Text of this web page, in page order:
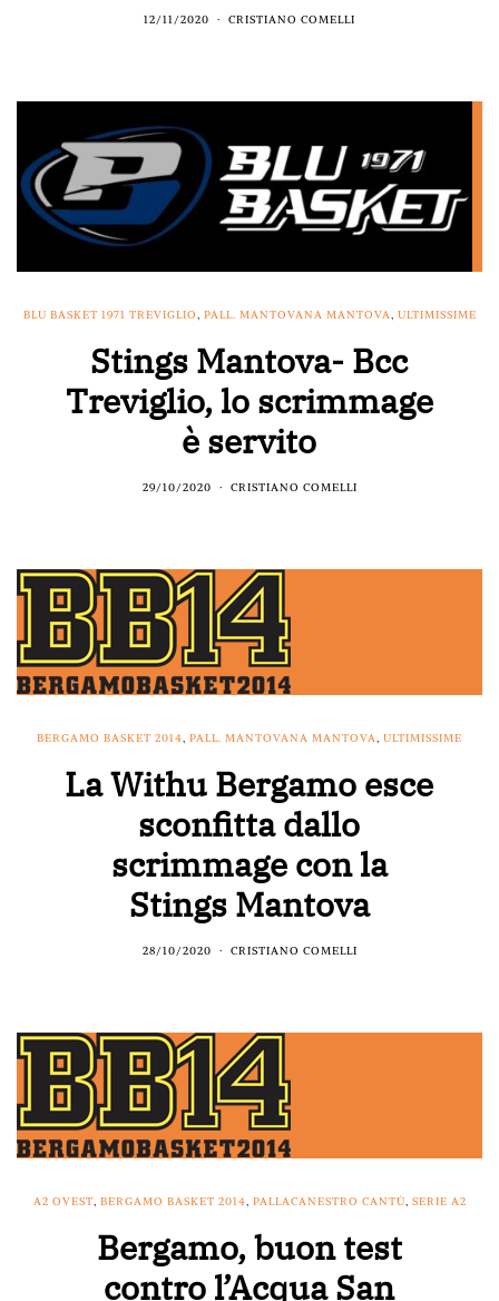
12/11/2020 CRISTIANO COMELLI
BLU BASKET 1971 TREVIGLIO, PALL. MANTOVANA MANTOVA, ULTIMISSIME
Stings Mantova- Bcc
Treviglio, lo scrimmage
è servito
29/10/2020 CRISTIANO COMELLI
BERGAMO BASKET 2014, PALL. MANTOVANA MANTOVA, ULTIMISSIME
La Withu Bergamo esce
sconfitta dallo
scrimmage con la
Stings Mantova
28/10/2020 CRISTIANO COMELLI
A2 OVEST, BERGAMO BASKET 2014, PALLACANESTRO CANTÙ, SERIE A2
Bergamo, buon test
contro l’Acqua San